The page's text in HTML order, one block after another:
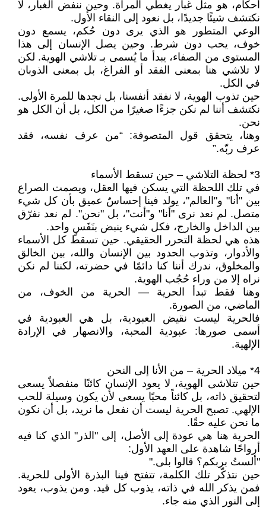
أحكام، هو مثل غبار يغطي المرآة. وحين ننفض الغبار، لا
نكتشف شيئًا جديدًا، بل نعود إلى النقاء الأول.
الوعي المتطور هو الذي يرى دون حُكم، يسمع دون
خوف، يحب دون شرط. وحين يصل الإنسان إلى هذا
المستوى من الصفاء، يبدأ ما يُسمى بـ تلاشي الهوية. لكن
لا تلاشي هنا بمعنى الفقد أو الفراغ، بل بمعنى الذوبان
في الكل.
حين تذوب الهوية، لا نفقد أنفسنا، بل نجدها للمرة الأولى.
نكتشف أننا لم نكن جزءًا صغيرًا من الكل، بل أن الكل هو
نحن.
وهنا، يتحقق قول المتصوفة: “من عرف نفسه، فقد
عرف ربّه.”
3* لحظة التلاشي – حين تسقط الأسماء
في تلك اللحظة التي يسكن فيها العقل، ويصمت الصراع
بين "أنا" و"العالم"، يولد فينا إحساسٌ عميق بأن كل شيء
متصل. لم نعد نرى "أنا" و"أنت"، بل "نحن". لم نعد نفرّق
بين الداخل والخارج، فكل شيء ينبض بنَفَسٍ واحد.
هذه هي لحظة التحرر الحقيقي. حين تسقط كل الأسماء
والأدوار، وتذوب الحدود بين الإنسان والله، بين الخالق
والمخلوق، ندرك أننا كنا دائمًا في حضرته، لكننا لم نكن
نراه إلا من وراء حُجُب الهوية.
وهنا فقط تبدأ الحرية — الحرية من الخوف، من
الماضي، من الصورة.
فالحرية ليست نقيض العبودية، بل هي العبودية في
أسمى صورها: عبودية المحبة، والانصهار في الإرادة
الإلهية.
4* ميلاد الحرية – من الأنا إلى النحن
حين تتلاشى الهوية، لا يعود الإنسان كائنًا منفصلاً يسعى
لتحقيق ذاته، بل كائناً محبًا يسعى لأن يكون وسيلة للحب
الإلهي. تصبح الحرية ليست أن نفعل ما نريد، بل أن نكون
ما نحن عليه حقًا.
الحرية هنا هي عودة إلى الأصل، إلى "الذر" الذي كنا فيه
أرواحًا شاهدة على العهد الأول:
"ألستُ بربكم؟ قالوا بلى."
حين نتذكّر تلك الكلمة، تتفتح فينا البذرة الأولى للحرية.
فمن يذكر الله في ذاته، يذوب كل قيد. ومن يذوب، يعود
إلى النور الذي منه جاء.